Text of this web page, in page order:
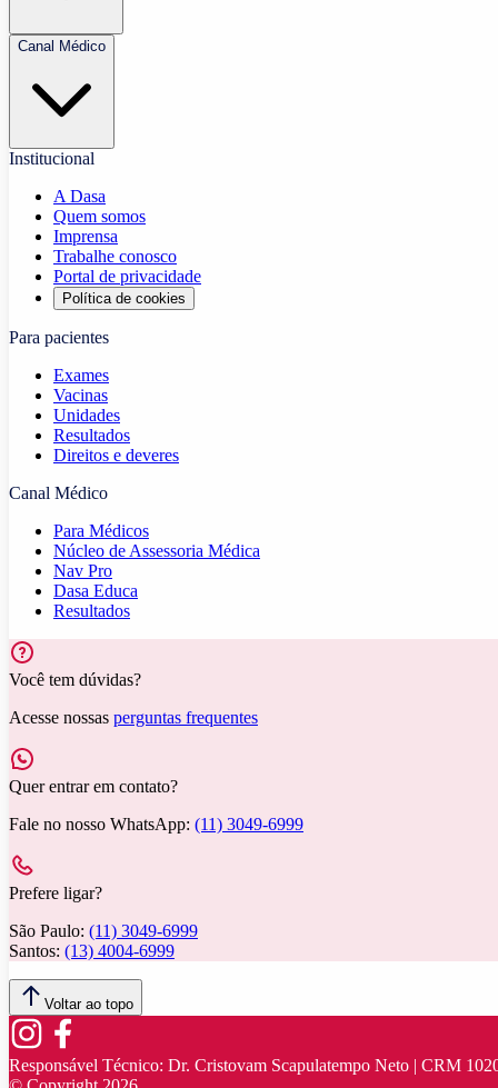
Canal Médico
Institucional
A Dasa
Quem somos
Imprensa
Trabalhe conosco
Portal de privacidade
Política de cookies
Para pacientes
Exames
Vacinas
Unidades
Resultados
Direitos e deveres
Canal Médico
Para Médicos
Núcleo de Assessoria Médica
Nav Pro
Dasa Educa
Resultados
Você tem dúvidas?
Acesse nossas perguntas frequentes
Quer entrar em contato?
Fale no nosso WhatsApp: (11) 3049-6999
Prefere ligar?
São Paulo: (11) 3049-6999
Santos: (13) 4004-6999
Voltar ao topo
Responsável Técnico: Dr. Cristovam Scapulatempo Neto | CRM